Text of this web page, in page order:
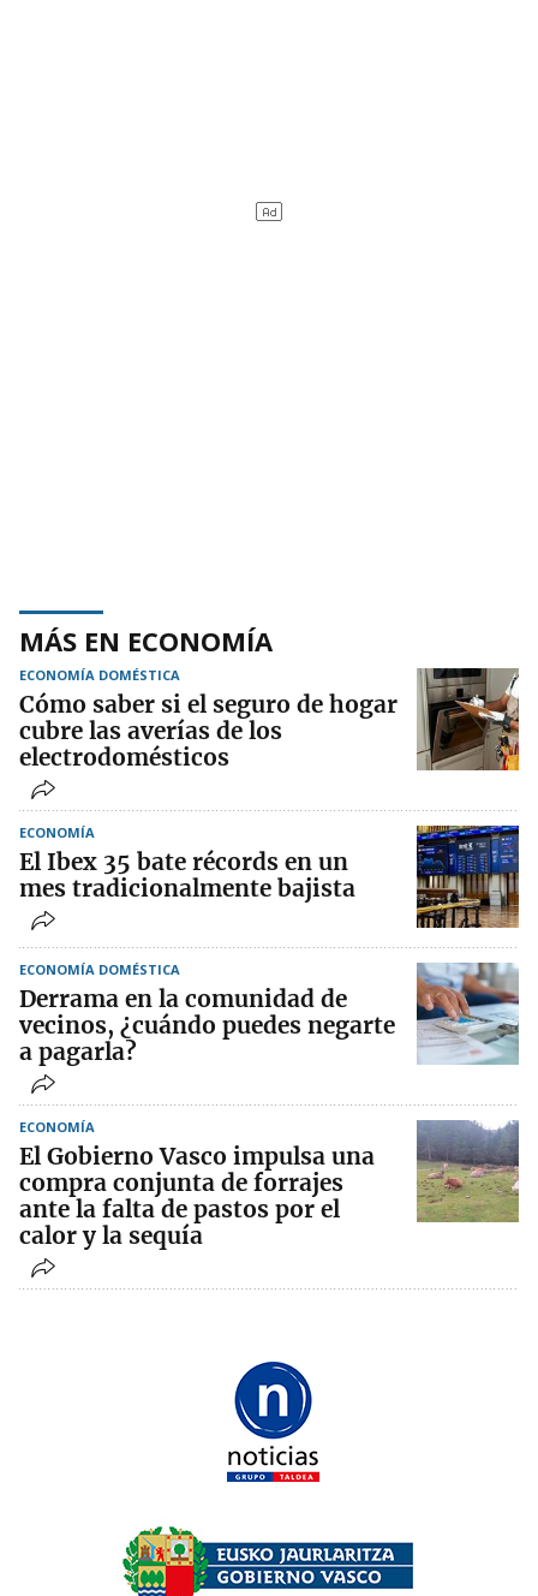
MÁS EN ECONOMÍA
ECONOMÍA DOMÉSTICA
Cómo saber si el seguro de hogar
cubre las averías de los
electrodomésticos
ECONOMÍA
El Ibex 35 bate récords en un
mes tradicionalmente bajista
ECONOMÍA DOMÉSTICA
Derrama en la comunidad de
vecinos, ¿cuándo puedes negarte
a pagarla?
ECONOMÍA
El Gobierno Vasco impulsa una
compra conjunta de forrajes
ante la falta de pastos por el
calor y la sequía